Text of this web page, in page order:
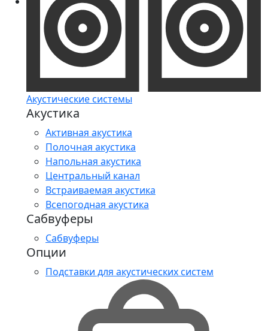
Акустические системы
Акустика
Активная акустика
Полочная акустика
Напольная акустика
Центральный канал
Встраиваемая акустика
Всепогодная акустика
Сабвуферы
Сабвуферы
Опции
Подставки для акустических систем